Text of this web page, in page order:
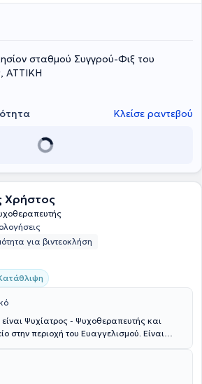
σταθμού Συγγρού-Φιξ του
ΑΤΤΙΚΗ
Κλείσε ραντεβού
Χρήστος
για βιντεοκλήση
είναι Ψυχίατρος - Ψυχοθεραπευτής και
στην περιοχή του Ευαγγελισμού. Είναι
έχει ειδικευθεί στη Νευρολογία, στη
Σταυρού και στη Ψυχιατρική στο